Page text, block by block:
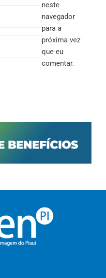
neste
navegador
para a
próxima vez
que eu
comentar.